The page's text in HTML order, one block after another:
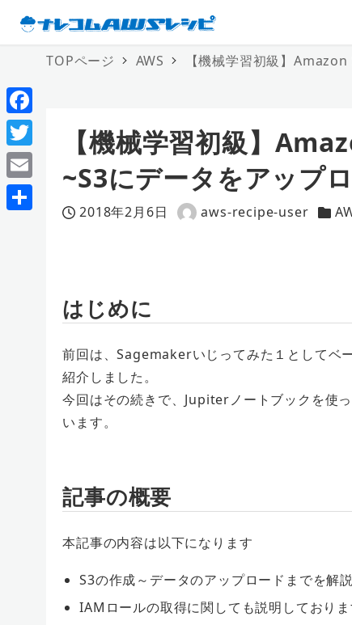
TOPページ AWS 【機械学習初級】
【機械学習初級】
~S3にデータをアップ
投稿日
2018年2月6日
著
aws-recipe-user
カテ
はじめに
前回は、Sagemakerいじってみた１としてベ
紹介しました。
今回はその続きで、Jupiterノートブックを使
います。
記事の概要
本記事の内容は以下になります
S3の作成～データのアップロードまでを解
IAMロールの取得に関しても説明しておりま
F
a
c
e
T
w
i
E